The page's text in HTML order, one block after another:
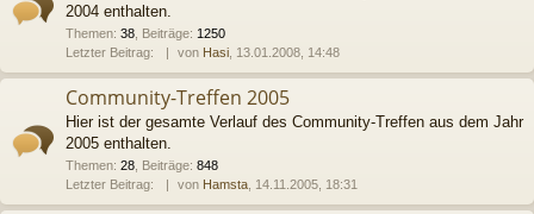
2004 enthalten.
Themen: 38 Beiträge: 1250
Letzter Beitrag:
von Hasi , 13.01.2008, 14:48
Community-Treffen 2005
Hier ist der gesamte Verlauf des Community-Treffen aus dem Jahr
2005 enthalten.
Themen: 28 Beiträge: 848
Letzter Beitrag:
von Hamsta , 14.11.2005, 18:31